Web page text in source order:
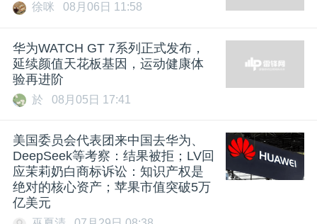
徐咪 08月06日 11:58
华为WATCH GT 7系列正式发布，
延续颜值天花板基因，运动健康体
验再进阶
於 08月05日 17:41
美国委员会代表团来中国去华为、
DeepSeek等考察：结果被拒；LV回
应茉莉奶白商标诉讼：知识产权是
绝对的核心资产；苹果市值突破5万
亿美元